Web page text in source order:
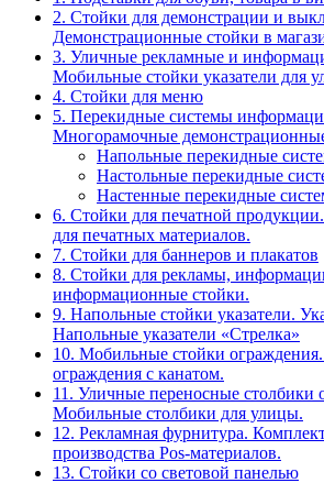
2. Стойки для демонстрации и
Демонстрационные стойки в
3. Уличные рекламные и
Мобильные стойки указатели для
4. Стойки для меню
5. Перекидные системы
Многорамочные
Напольные перекидные
Настольные перекидные
Настенные перекидные
6. Стойки для печатной
для печатных материалов.
7. Стойки для баннеров и плакатов
8. Стойки для рекламы,
информационные стойки.
9. Напольные стойки указатели.
Напольные указатели «Стрелка»
10. Мобильные стойки
ограждения с канатом.
11. Уличные переносные столбики
Мобильные столбики для улицы.
12. Рекламная фурнитура.
производства Pos-материалов.
13. Стойки со световой панелью